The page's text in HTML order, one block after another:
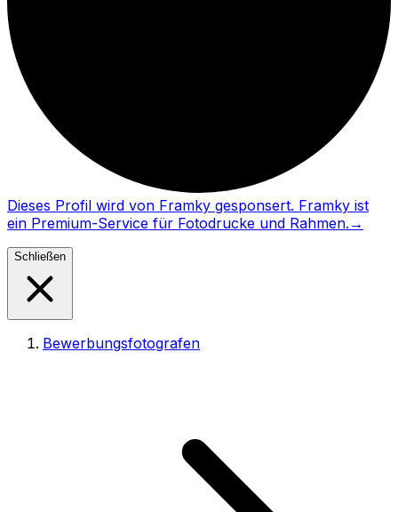
Dieses Profil wird von Framky gesponsert. Framky ist
ein Premium-Service für Fotodrucke und Rahmen. →
Schließen
Bewerbungsfotografen